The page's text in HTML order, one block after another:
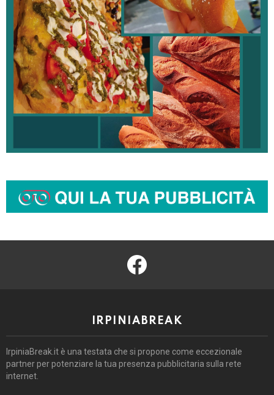
facebook
IRPINIABREAK
IrpiniaBreak.it è una testata che si propone come eccezionale
partner per potenziare la tua presenza pubblicitaria sulla rete
internet.